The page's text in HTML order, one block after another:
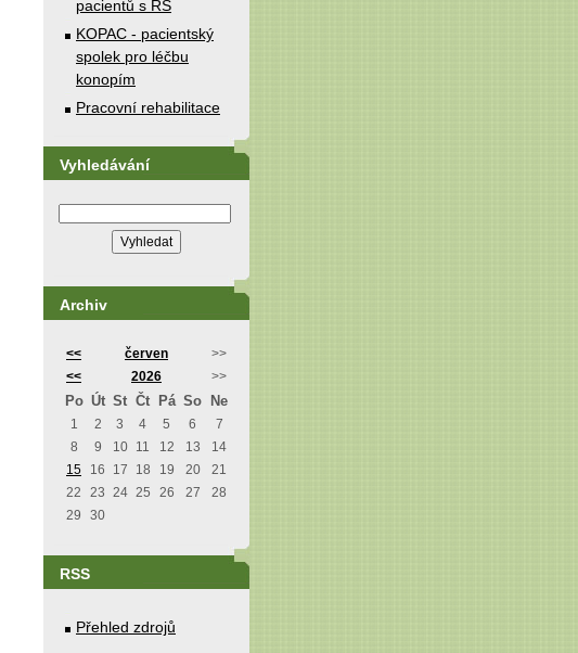
pacientů s RS
KOPAC - pacientský
spolek pro léčbu
konopím
Pracovní rehabilitace
Vyhledávání
Archiv
<< červen
>>
<<
2026 >>
Po Út St Čt Pá So Ne
1 2 3 4 5 6
7
8
9 10 11 12 13
14
15
16 17 18 19 20
21
22
23 24 25 26 27
28
29
30
RSS
Přehled zdrojů